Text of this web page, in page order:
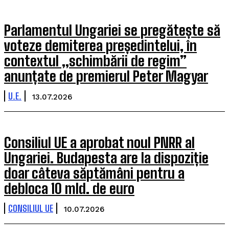
Parlamentul Ungariei se pregătește să
voteze demiterea președintelui, în
contextul „schimbării de regim”
anunțate de premierul Peter Magyar
U.E. 13.07.2026
Consiliul UE a aprobat noul PNRR al
Ungariei. Budapesta are la dispoziție
doar câteva săptămâni pentru a
debloca 10 mld. de euro
CONSILIUL UE 10.07.2026